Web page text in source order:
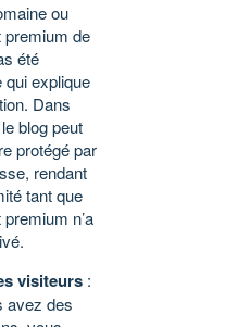
ou
premium de
été
qui explique
Dans
blog peut
protégé par
rendant
tant que
premium n’a
visiteurs :
avez des